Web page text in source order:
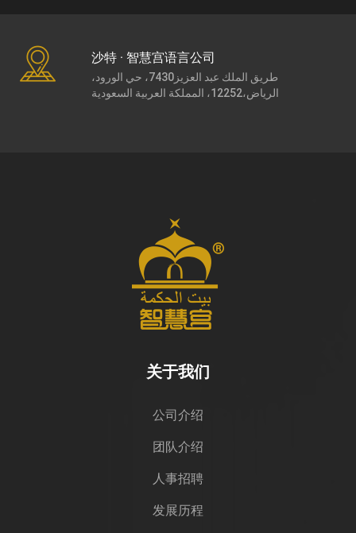
沙特 · 智慧宫语言公司
طريق الملك عبد العزيز7430، حي الورود،
الرياض،12252، المملكة العربية السعودية
关于我们
公司介绍
团队介绍
人事招聘
发展历程